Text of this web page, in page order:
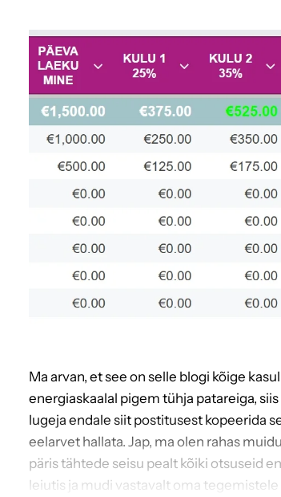
Ma arvan, et see on selle blogi kõige
energiaskaalal pigem tühja patareiga,
lugeja endale siit postitusest kopeerida
eelarvet hallata. Jap, ma olen rahas
päris tähtede seisu pealt kõiki otsuseid
leiutis ja mudi vastavalt oma